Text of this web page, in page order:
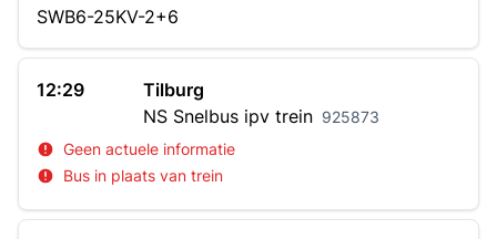
SWB6-25KV-2+6
12:29
Tilburg
NS Snelbus ipv trein 925873
Geen actuele informatie
Bus in plaats van trein